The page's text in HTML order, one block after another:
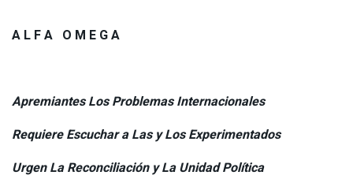
A L F A O M E G A
Apremiantes Los Problemas Internacionales
Requiere Escuchar a Las y Los Experimentados
Urgen La Reconciliación y La Unidad Política